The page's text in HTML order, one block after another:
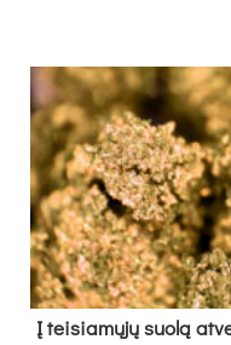
Į tei­sia­mų­jų suo­lą